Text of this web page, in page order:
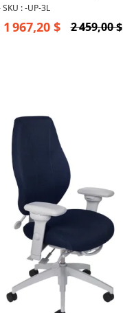
SKU : -UP-3L
1 967,20 $ 2 459,00 $